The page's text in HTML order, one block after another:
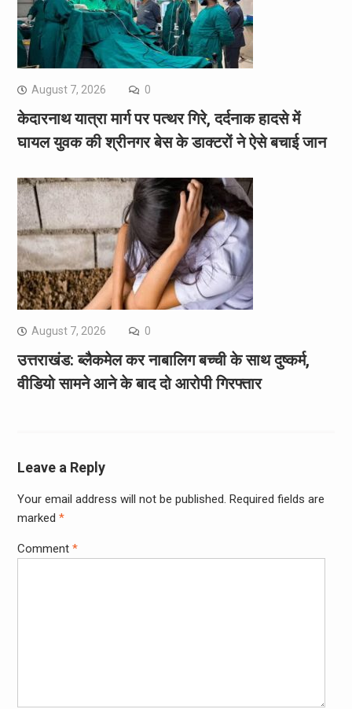
August 7, 2026 0
केदारनाथ यात्रा मार्ग पर पत्थर गिरे, दर्दनाक हादसे में
घायल युवक की श्रीनगर बेस के डाक्टरों ने ऐसे बचाई जान
August 7, 2026 0
उत्तराखंड: ब्लैकमेल कर नाबालिग बच्ची के साथ दुष्कर्म,
वीडियो सामने आने के बाद दो आरोपी गिरफ्तार
Leave a Reply
Your email address will not be published. Required fields are
marked *
Comment *